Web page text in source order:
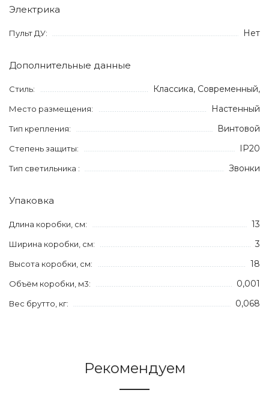
Электрика
Пульт ДУ: Нет
Дополнительные данные
Стиль: Классика, Современный,
Место размещения: Настенный
Тип крепления: Винтовой
Степень защиты: IP20
Тип светильника : Звонки
Упаковка
Длина коробки, см: 13
Ширина коробки, см: 3
Высота коробки, см: 18
Объём коробки, м3: 0,001
Вес брутто, кг: 0,068
Рекомендуем